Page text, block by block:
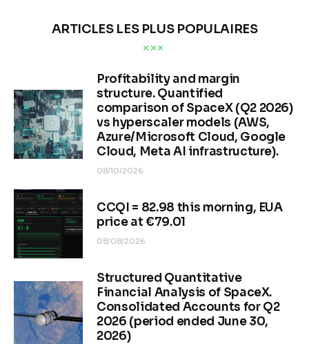
ARTICLES LES PLUS POPULAIRES
Profitability and margin
structure. Quantified
comparison of SpaceX (Q2 2026)
vs hyperscaler models (AWS,
Azure/Microsoft Cloud, Google
Cloud, Meta AI infrastructure).
08/10/2026
CCQI = 82.98 this morning, EUA
price at €79.01
08/08/2026
Structured Quantitative
Financial Analysis of SpaceX.
Consolidated Accounts for Q2
2026 (period ended June 30,
2026)